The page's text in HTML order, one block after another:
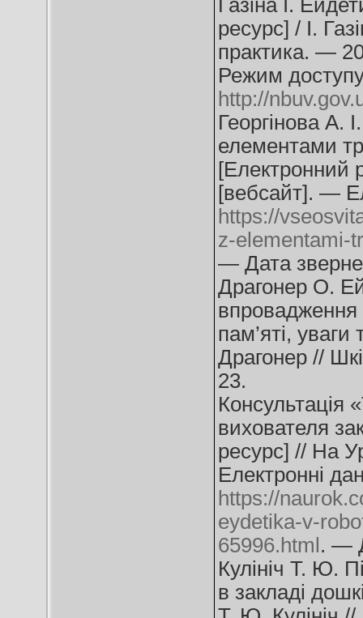
Газіна І.
ресурс] / І.
практика. —
Режим
http://
Георгінова А.
елементами
[Електронний
[вебсайт]. —
https://
z-elementami-
— Дата
Драгонер О.
впровадження
пам’яті,
Драгонер //
23.
Консультація
вихователя
ресурс] // На
Електронні
https://
eydetika-v-
65996.html . —
Кулініч Т. Ю.
в закладі